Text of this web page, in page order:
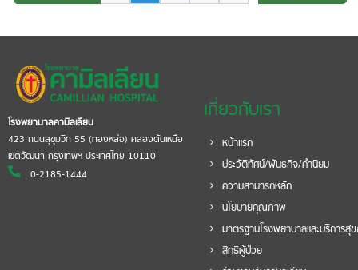
โรงพยาบาลคามิลเลียน
423 ถนนสุขุมวิท 55 (ทองหล่อ) คลองตันเหนือ
เขตวัฒนา กรุงเทพฯ ประเทศไทย 10110
0-2185-1444
เกี่ยวกับเรา
หน้าแรก
ประวัติทัศน์/พันธกิจ/คำนิยม
ความสามารถหลัก
นโยบายคุณภาพ
มาตรฐานโรงพยาบาลและบริการสุ
สิทธิผู้ป่วย